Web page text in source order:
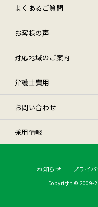
よくあるご質問
お客様の声
対応地域のご案内
弁護士費用
お問い合わせ
採用情報
お知らせ プライ
Copyright © 2009-